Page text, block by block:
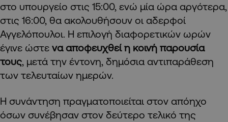
στο υπουργείο στις 15:00, ενώ μία ώρα αργότερα,
στις 16:00, θα ακολουθήσουν οι αδερφοί
Αγγελόπουλοι. Η επιλογή διαφορετικών ωρών
έγινε ώστε να αποφευχθεί η κοινή παρουσία
τους, μετά την έντονη, δημόσια αντιπαράθεση
των τελευταίων ημερών.
Η συνάντηση πραγματοποιείται στον απόηχο
όσων συνέβησαν στον δεύτερο τελικό της